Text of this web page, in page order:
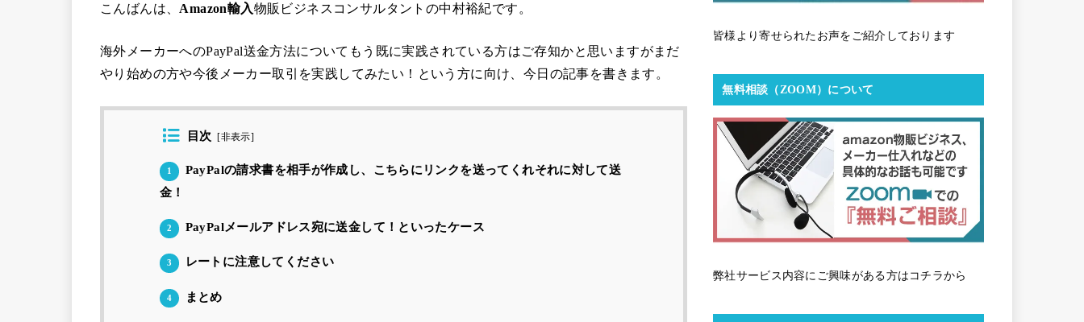
こんばんは、 Amazon輸入物販ビジネスコンサルタントの中村裕紀です。
海外メーカーへのPayPal送金方法についてもう既に実践されている方はご存知かと思いますがまだ
やり始めの方や今後メーカー取引を実践してみたい！という方に向け、今日の記事を書きます。
目次 [非表示]
1
PayPalの請求書を相手が作成し、こちらにリンクを送ってくれそれに対して送
金！
2 PayPalメールアドレス宛に送金して！といったケース
3 レートに注意してください
4 まとめ
皆様より寄せられたお声をご紹介しております
無料相談（ZOOM）について
弊社サービス内容にご興味がある方はコチラから